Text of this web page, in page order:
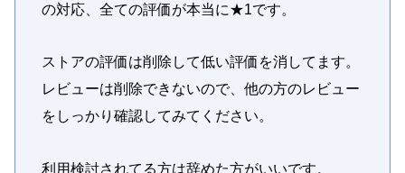
の対応、全ての評価が本当に★1です。
ストアの評価は削除して低い評価を消してます。
レビューは削除できないので、他の方のレビュー
をしっかり確認してみてください。
利用検討されてる方は辞めた方がいいです。